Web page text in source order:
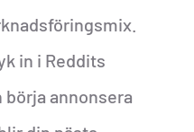
in i Reddits
annonsera